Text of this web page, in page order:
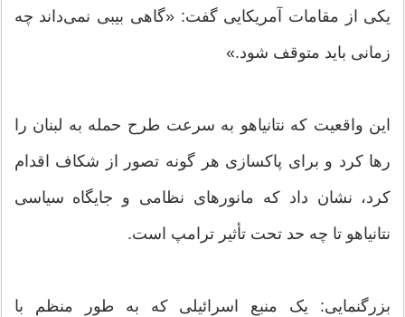
یکی از مقامات آمریکایی گفت: «گاهی بیبی نمی‌داند چه
زمانی باید متوقف شود.»
این واقعیت که نتانیاهو به سرعت طرح حمله به لبنان را
رها کرد و برای پاکسازی هر گونه تصور از شکاف اقدام
کرد، نشان داد که مانورهای نظامی و جایگاه سیاسی
نتانیاهو تا چه حد تحت تأثیر ترامپ است.
بزرگنمایی: یک منبع اسرائیلی که به طور منظم با